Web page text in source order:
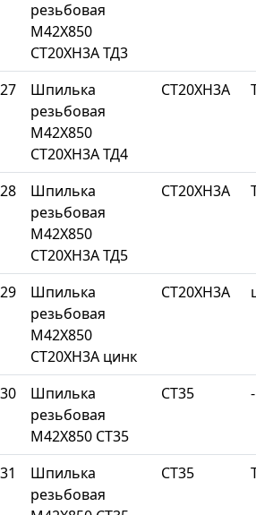
резьбовая
М42Х850
СТ20ХН3А ТД3
27
Шпилька
резьбовая
М42Х850
СТ20ХН3А ТД4
СТ20ХН3А
28
Шпилька
резьбовая
М42Х850
СТ20ХН3А ТД5
СТ20ХН3А
29
Шпилька
резьбовая
М42Х850
СТ20ХН3А цинк
СТ20ХН3А
30
Шпилька
резьбовая
М42Х850 СТ35
СТ35 -
31
Шпилька
резьбовая
СТ35